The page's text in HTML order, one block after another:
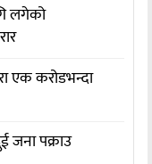
लगेको
एक करोडभन्दा
पक्राउ